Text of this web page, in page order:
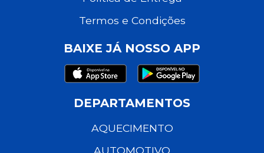
Termos e Condições
BAIXE JÁ NOSSO APP
DEPARTAMENTOS
AQUECIMENTO
AUTOMOTIVO